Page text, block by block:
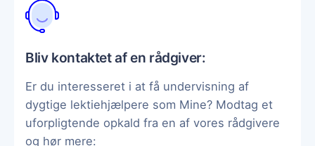
Bliv kontaktet af en rådgiver:
Er du interesseret i at få undervisning af
dygtige lektiehjælpere som Mine? Modtag et
uforpligtende opkald fra en af vores rådgivere
og hør mere: